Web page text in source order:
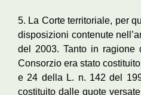
5. La Corte territoriale, per
disposizioni contenute
del 2003. Tanto in ragione
Consorzio era stato
e 24 della L. n. 142 del
costituito dalle quote